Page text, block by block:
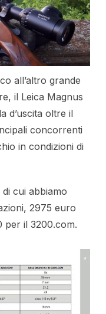
all’altro grande
il Leica Magnus
d’uscita oltre il
concorrenti
in condizioni di
cui abbiamo
2975 euro
per il 3200.com.